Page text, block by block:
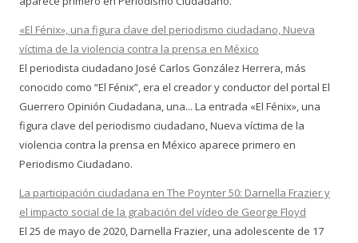
«El Fénix», una figura clave del periodismo ciudadano, Nueva
víctima de la violencia contra la prensa en México
El periodista ciudadano José Carlos González Herrera, más
conocido como “El Fénix”, era el creador y conductor del portal El
Guerrero Opinión Ciudadana, una... La entrada «El Fénix», una
figura clave del periodismo ciudadano, Nueva víctima de la
violencia contra la prensa en México aparece primero en
Periodismo Ciudadano.
La participación ciudadana en The Poynter 50: Darnella Frazier y
el impacto social de la grabación del vídeo de George Floyd
El 25 de mayo de 2020, Darnella Frazier, una adolescente de 17